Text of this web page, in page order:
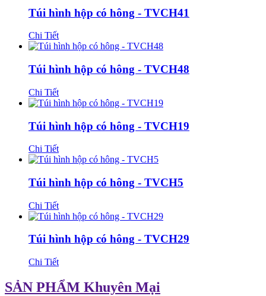
Túi hình hộp có hông - TVCH41
Chi Tiết
Túi hình hộp có hông - TVCH48
Chi Tiết
Túi hình hộp có hông - TVCH19
Chi Tiết
Túi hình hộp có hông - TVCH5
Chi Tiết
Túi hình hộp có hông - TVCH29
Chi Tiết
SẢN PHẨM Khuyên Mại